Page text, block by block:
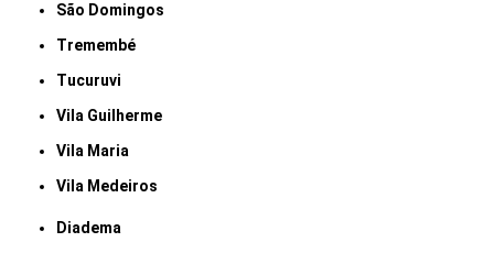
São Domingos
Tremembé
Tucuruvi
Vila Guilherme
Vila Maria
Vila Medeiros
Diadema